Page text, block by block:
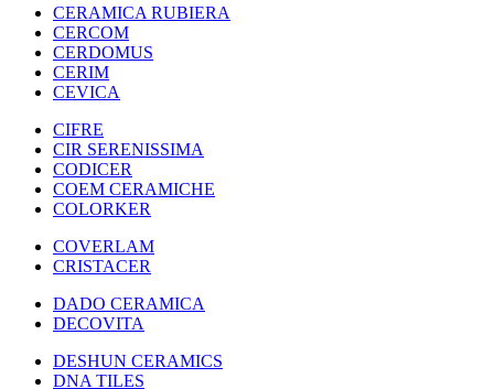
CERAMICA RUBIERA
CERCOM
CERDOMUS
CERIM
CEVICA
CIFRE
CIR SERENISSIMA
CODICER
COEM CERAMICHE
COLORKER
COVERLAM
CRISTACER
DADO CERAMICA
DECOVITA
DESHUN CERAMICS
DNA TILES